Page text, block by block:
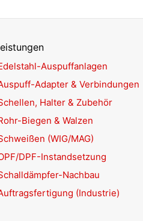
Auspuffanlagen
Adapter & Verbindungen
Halter & Zubehör
Biegen & Walzen
(WIG/MAG)
DPF-Instandsetzung
Nachbau
(Industrie)